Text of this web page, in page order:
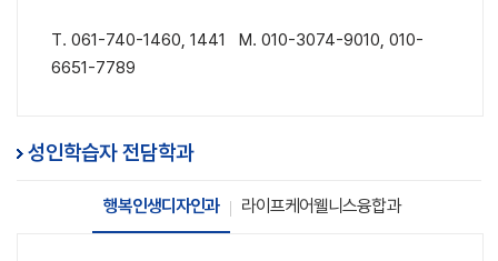
T. 061-740-1460, 1441 M. 010-3074-9010, 010-
6651-7789
성인학습자 전담학과
행복인생디자인과 라이프케어웰니스융합과